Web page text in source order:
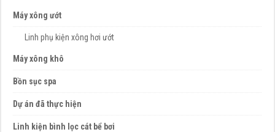
Máy xông ướt
Linh phụ kiện xông hơi ướt
Máy xông khô
Bồn sục spa
Dự án đã thực hiện
Linh kiện bình lọc cát bể bơi